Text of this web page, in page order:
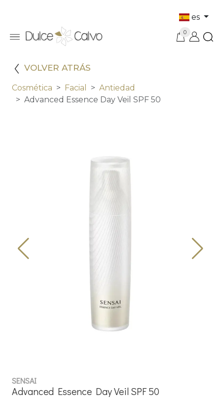
es
0
VOLVER ATRÁS
Cosmética Facial
Antiedad
Advanced Essence Day Veil SPF 50
SENSAI
Advanced Essence Day Veil SPF 50